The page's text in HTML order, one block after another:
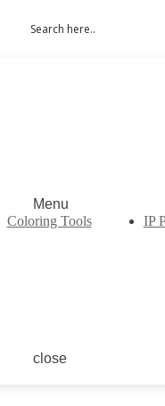
Menu
Coloring Tools IP
close